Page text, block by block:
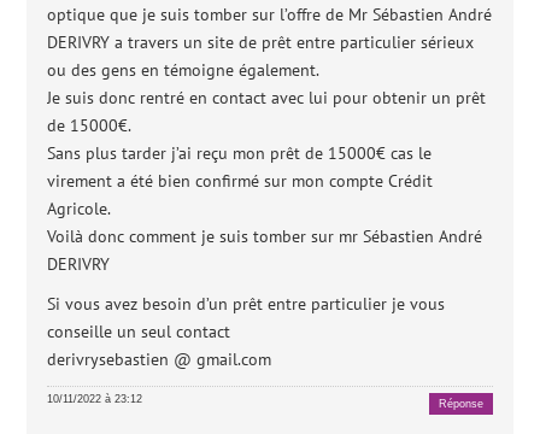
optique que je suis tomber sur l’offre de Mr Sébastien André
DERIVRY a travers un site de prêt entre particulier sérieux
ou des gens en témoigne également.
Je suis donc rentré en contact avec lui pour obtenir un prêt
de 15000€.
Sans plus tarder j’ai reçu mon prêt de 15000€ cas le
virement a été bien confirmé sur mon compte Crédit
Agricole.
Voilà donc comment je suis tomber sur mr Sébastien André
DERIVRY
Si vous avez besoin d’un prêt entre particulier je vous
conseille un seul contact
derivrysebastien @ gmail.com
10/11/2022 à 23:12 Réponse